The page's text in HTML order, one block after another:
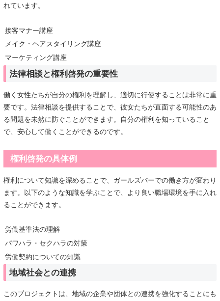
れています。
接客マナー講座
メイク・ヘアスタイリング講座
マーケティング講座
法律相談と権利啓発の重要性
働く女性たちが自分の権利を理解し、適切に行使することは非常に重
要です。法律相談を提供することで、彼女たちが直面する可能性のあ
る問題を未然に防ぐことができます。自分の権利を知っていること
で、安心して働くことができるのです。
権利啓発の具体例
権利について知識を深めることで、ガールズバーでの働き方が変わり
ます。以下のような知識を学ぶことで、より良い職場環境を手に入れ
ることができます。
労働基準法の理解
パワハラ・セクハラの対策
労働契約についての知識
地域社会との連携
このプロジェクトは、地域の企業や団体との連携を強化することにも